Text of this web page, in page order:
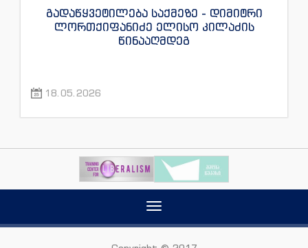
გადაწყვეტილება საქმეზე - დიმიტრი
ლორთქიფანიძე ელისო კილაძის
წინააღმდეგ
18.05.2026
Toggle